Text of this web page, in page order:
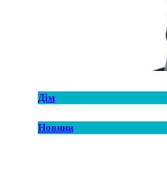
Дім
Новини